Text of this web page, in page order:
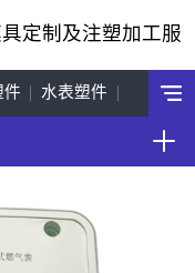
定制及注塑加工服
件 水表塑件